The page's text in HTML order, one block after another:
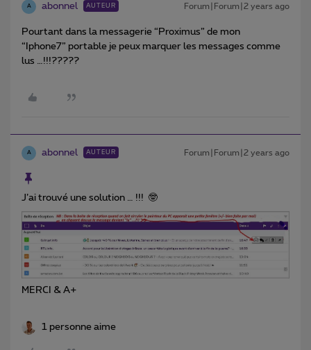
A abonnel AUTEUR Forum|Forum|2 years ago
Pourtant dans la messagerie “Proximus” de mon
“Iphone7” portable je peux marquer les messages comme
lus …!!!?????
A abonnel AUTEUR Forum|Forum|2 years ago
J’ai trouvé une solution … !!! 🤓
MERCI & A+
1 personne aime